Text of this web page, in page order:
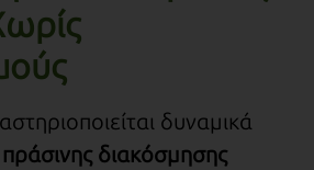
δυναμικά
πράσινης διακόσμησης